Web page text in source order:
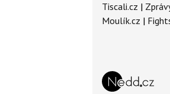
Tiscali.cz |
Moulík.cz |